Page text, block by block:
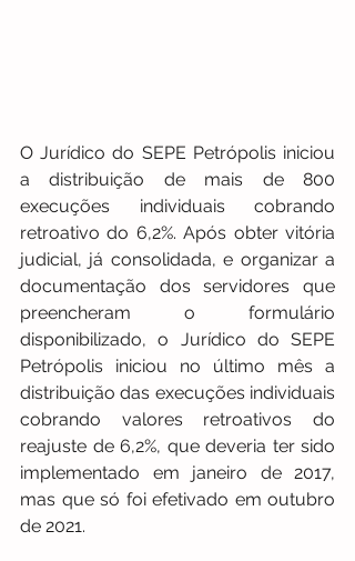
O Jurídico do SEPE Petrópolis iniciou
a distribuição de mais de 800
execuções individuais cobrando
retroativo do 6,2%. Após obter vitória
judicial, já consolidada, e organizar a
documentação dos servidores que
preencheram o formulário
disponibilizado, o Jurídico do SEPE
Petrópolis iniciou no último mês a
distribuição das execuções individuais
cobrando valores retroativos do
reajuste de 6,2%, que deveria ter sido
implementado em janeiro de 2017,
mas que só foi efetivado em outubro
de 2021.